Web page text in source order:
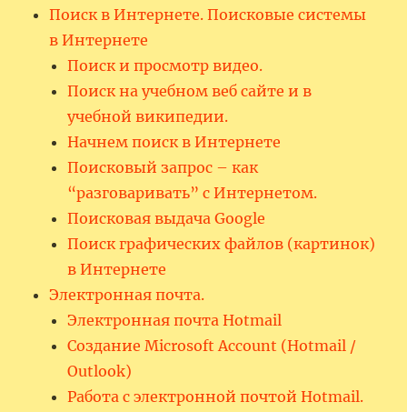
Поиск в Интернете. Поисковые системы
в Интернете
Поиск и просмотр видео.
Поиск на учебном веб сайте и в
учебной википедии.
Начнем поиск в Интернете
Поисковый запрос – как
“разговаривать” с Интернетом.
Поисковая выдача Google
Поиск графических файлов (картинок)
в Интернете
Электронная почта.
Электронная почта Hotmail
Создание Microsoft Account (Hotmail /
Outlook)
Работа с электронной почтой Hotmail.